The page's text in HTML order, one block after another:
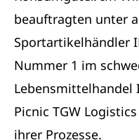
beauftragten unter
Sportartikelhändler
Nummer 1 im
Lebensmittelhandel
Picnic TGW
ihrer Prozesse.